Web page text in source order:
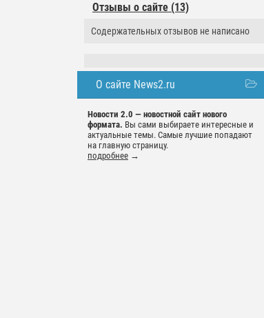
Отзывы о сайте (13)
Содержательных отзывов не написано
О сайте News2.ru
Новости 2.0 — новостной сайт нового
формата. Вы сами выбираете интересные и
актуальные темы. Самые лучшие попадают
на главную страницу.
подробнее →